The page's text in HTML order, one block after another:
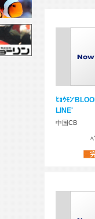
ﾋｮｳﾓﾝ
LINE'
中国CB
ﾍ